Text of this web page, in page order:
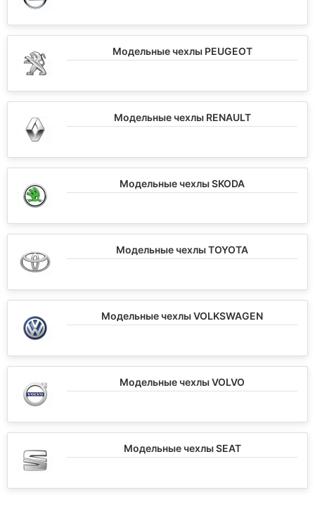
Модельные чехлы PEUGEOT
Модельные чехлы RENAULT
Модельные чехлы SKODA
Модельные чехлы TOYOTA
Модельные чехлы VOLKSWAGEN
Модельные чехлы VOLVO
Модельные чехлы SEAT